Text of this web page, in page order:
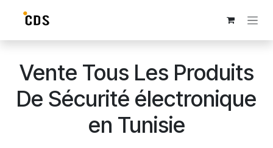
Vente Tous Les Produits
De Sécurité électronique
en Tunisie